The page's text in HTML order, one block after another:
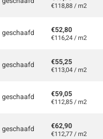
€118,88 / m2
geschaafd €52,80
€116,24 / m2
geschaafd €55,25
€113,04 / m2
geschaafd €59,05
€112,85 / m2
geschaafd €62,90
€112,77 / m2